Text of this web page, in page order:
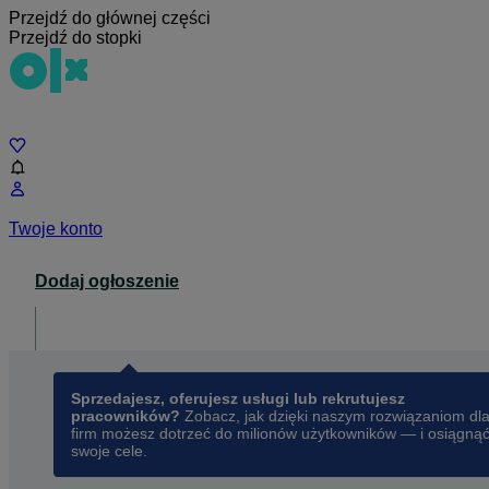
Przejdź do głównej części
Przejdź do stopki
Twoje konto
Dodaj ogłoszenie
Sprzedajesz, oferujesz usługi lub rekrutujesz
pracowników? Zobacz, jak dzięki naszym rozwiązaniom dla
firm możesz dotrzeć do milionów użytkowników — i osiągnąć
swoje cele.